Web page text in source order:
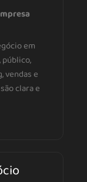
em
vendas e
clara e